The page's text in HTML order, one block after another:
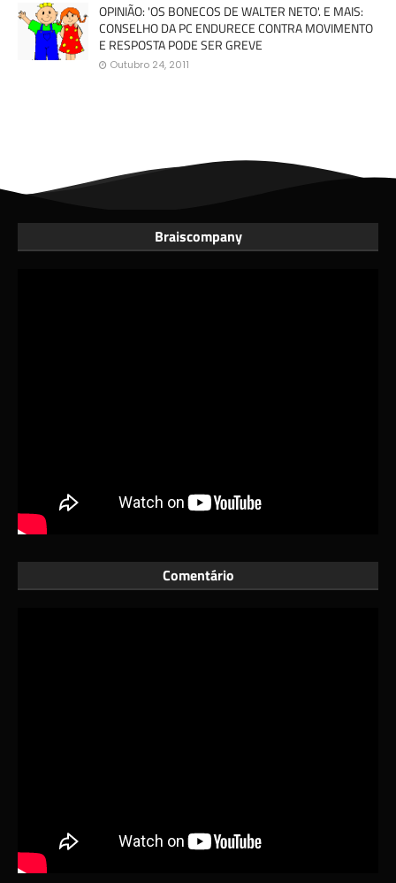
OPINIÃO: 'OS BONECOS DE WALTER NETO'. E MAIS:
CONSELHO DA PC ENDURECE CONTRA MOVIMENTO
E RESPOSTA PODE SER GREVE
Outubro 24, 2011
Braiscompany
Comentário